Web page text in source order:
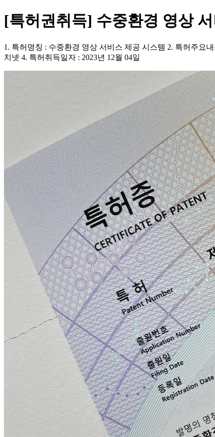
[특허권취득] 수중환경 영상
1. 특허명칭 : 수중환경 영상 서비스 제공 시스템 2. 특허주요
치넷 4. 특허취득일자 : 2023년 12월 04일